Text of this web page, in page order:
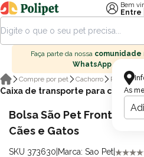
As
Bem
Entre
Faça parte da nossa comunidade
WhatsApp
Compre por pet
Cachorro Passeio
Caixa de transporte para cachorro
Bolsa São Pet Frontal
Cães e Gatos
SKU 373630 Marca: Sao Pet